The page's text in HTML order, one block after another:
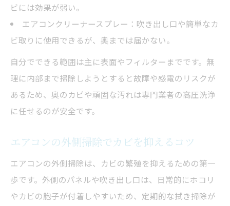
ビには効果が弱い。
エアコンクリーナースプレー：吹き出し口や簡単なカ
ビ取りに使用できるが、奥までは届かない。
自分でできる範囲は主に表面やフィルターまでです。無
理に内部まで掃除しようとすると故障や感電のリスクが
あるため、奥のカビや頑固な汚れは専門業者の高圧洗浄
に任せるのが安全です。
エアコンの外側掃除でカビを抑えるコツ
エアコンの外側掃除は、カビの繁殖を抑えるための第一
歩です。外側のパネルや吹き出し口は、日常的にホコリ
やカビの胞子が付着しやすいため、定期的な拭き掃除が